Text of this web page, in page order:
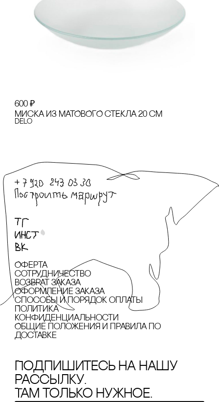
600 ₽
МИсКА ИЗ МАТОВОГО сТЕКЛА 20 сМ
Delo
Оферта
сотрудничество
Возврат заказа
Оформление заказа
cпособы и порядок оплаты
Политика
конфиденциальности
Общие положения и правила по
доставке
Подпишитесь на нашу
рассылку.
Там только нужное.